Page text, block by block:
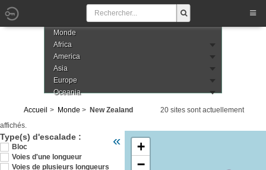
Monde
Africa
America
Asia
Europe
Oceania
Accueil Monde New Zealand
20 sites sont actuellement
affichés.
Type(s) d'escalade :
Bloc
Voies d'une longueur
Voies de plusieurs longueurs
«
Veuillez patienter pendant le chargement
zelande
+
−